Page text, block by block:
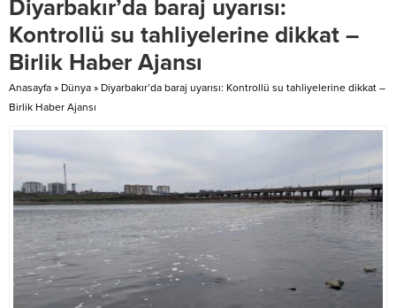
“TESK’i esnafın yanında daha
güçlü kılacağız” Yaptığı
açıklamada, uzun yıllardır esnafın
sorunlarına yakın durduğunu
belirten Yiğiner, “TESK’in
esnafın...
kavşakta çarpıştı. Kazada
araçlarda bulunan Mehmet Fırat
(33),...
Diyarbakır’da baraj uyarısı:
Kontrollü su tahliyelerine dikkat –
Birlik Haber Ajansı
Anasayfa » Dünya » Diyarbakır’da baraj uyarısı: Kontrollü su tahliyelerine dikkat –
Birlik Haber Ajansı